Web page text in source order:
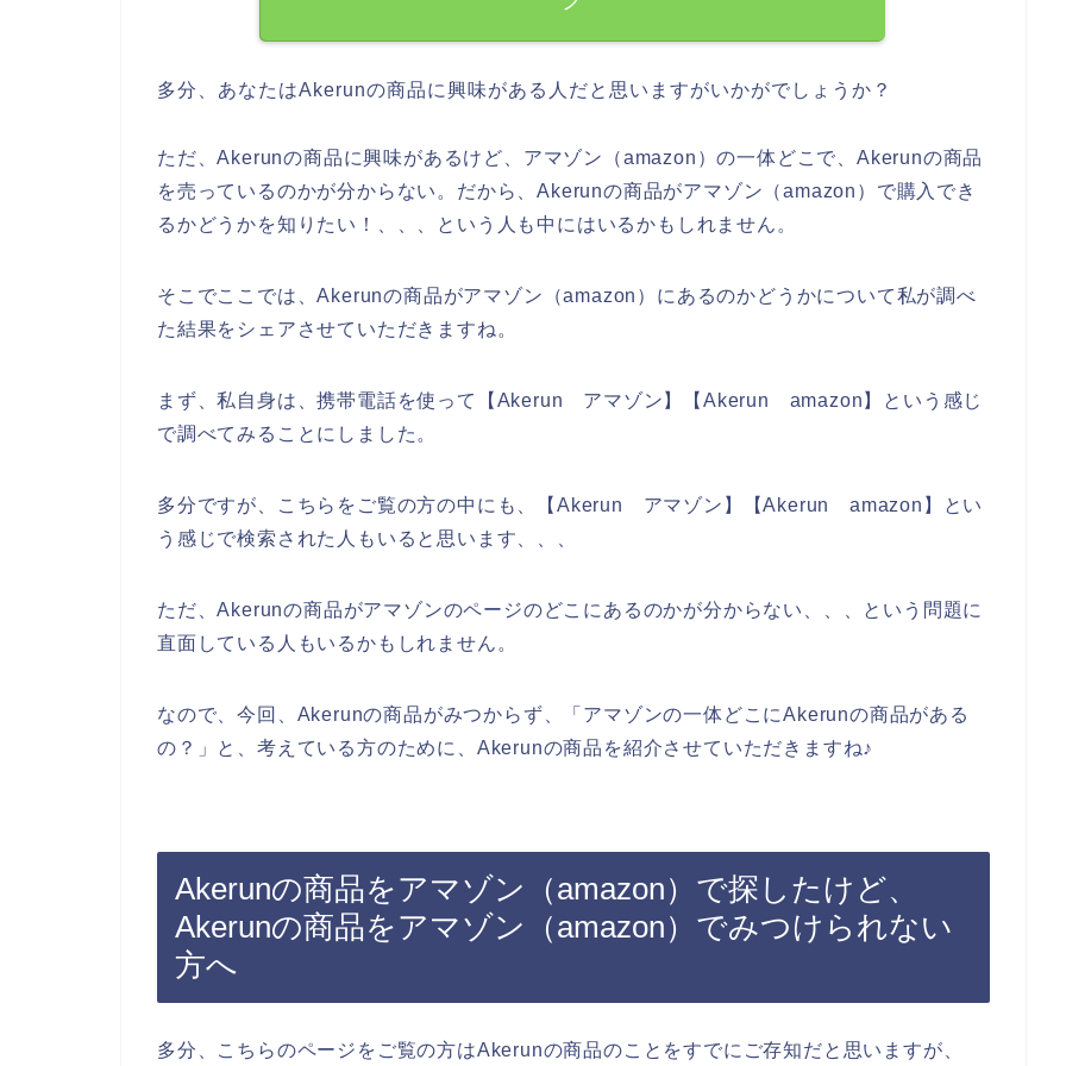
多分、あなたはAkerunの商品に興味がある人だと思いますがいかがでしょうか？
ただ、Akerunの商品に興味があるけど、アマゾン（amazon）の一体どこで、Akerunの商品
を売っているのかが分からない。だから、Akerunの商品がアマゾン（amazon）で購入でき
るかどうかを知りたい！、、、という人も中にはいるかもしれません。
そこでここでは、Akerunの商品がアマゾン（amazon）にあるのかどうかについて私が調べ
た結果をシェアさせていただきますね。
まず、私自身は、携帯電話を使って【Akerun アマゾン】【Akerun amazon】という感じ
で調べてみることにしました。
多分ですが、こちらをご覧の方の中にも、【Akerun アマゾン】【Akerun amazon】とい
う感じで検索された人もいると思います、、、
ただ、Akerunの商品がアマゾンのページのどこにあるのかが分からない、、、という問題に
直面している人もいるかもしれません。
なので、今回、Akerunの商品がみつからず、「アマゾンの一体どこにAkerunの商品がある
の？」と、考えている方のために、Akerunの商品を紹介させていただきますね♪
Akerunの商品をアマゾン（amazon）で探したけど、
Akerunの商品をアマゾン（amazon）でみつけられない
方へ
多分、こちらのページをご覧の方はAkerunの商品のことをすでにご存知だと思いますが、